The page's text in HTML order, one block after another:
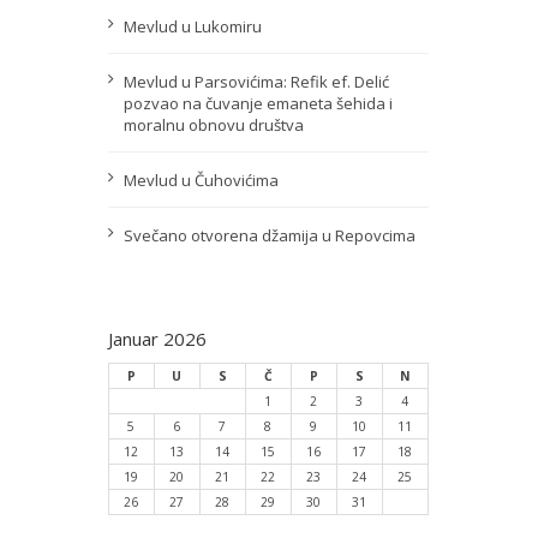
Mevlud u Lukomiru
Mevlud u Parsovićima: Refik ef. Delić
pozvao na čuvanje emaneta šehida i
moralnu obnovu društva
Mevlud u Čuhovićima
Svečano otvorena džamija u Repovcima
Januar 2026
P U S Č P S
N
1
2 3
4
5
6 7 8 9 10
11
12
13 14 15 16 17
18
19
20 21 22 23 24
25
26
27 28 29 30 31